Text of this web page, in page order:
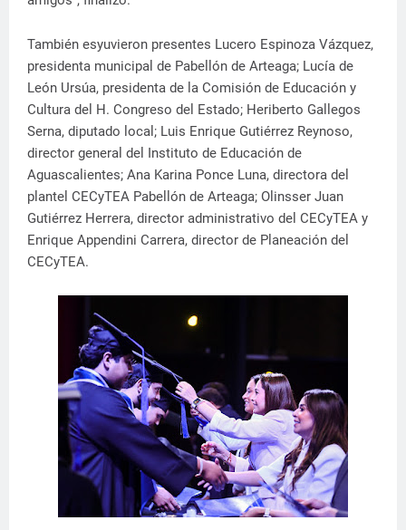
También esyuvieron presentes Lucero Espinoza Vázquez,
presidenta municipal de Pabellón de Arteaga; Lucía de
León Ursúa, presidenta de la Comisión de Educación y
Cultura del H. Congreso del Estado; Heriberto Gallegos
Serna, diputado local; Luis Enrique Gutiérrez Reynoso,
director general del Instituto de Educación de
Aguascalientes; Ana Karina Ponce Luna, directora del
plantel CECyTEA Pabellón de Arteaga; Olinsser Juan
Gutiérrez Herrera, director administrativo del CECyTEA y
Enrique Appendini Carrera, director de Planeación del
CECyTEA.